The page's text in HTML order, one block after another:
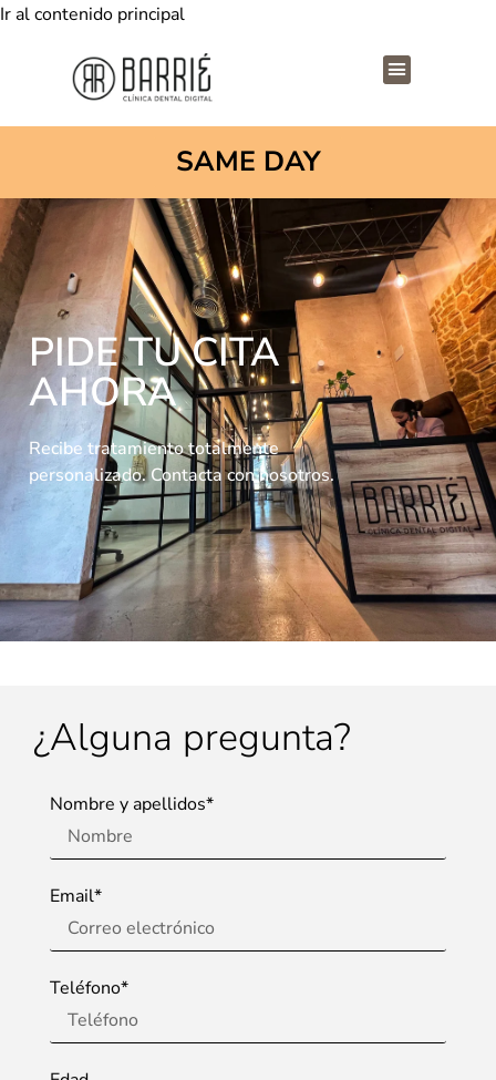
Ir al contenido principal
SAME DAY
PIDE TU CITA
AHORA
Recibe tratamiento totalmente
personalizado. Contacta con nosotros.
¿Alguna pregunta?
Nombre y apellidos*
Email*
Teléfono*